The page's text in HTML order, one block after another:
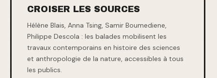
CROISER LES SOURCES
Hélène Blais, Anna Tsing, Samir Boumediene,
Philippe Descola : les balades mobilisent les
travaux contemporains en histoire des sciences
et anthropologie de la nature, accessibles à tous
les publics.